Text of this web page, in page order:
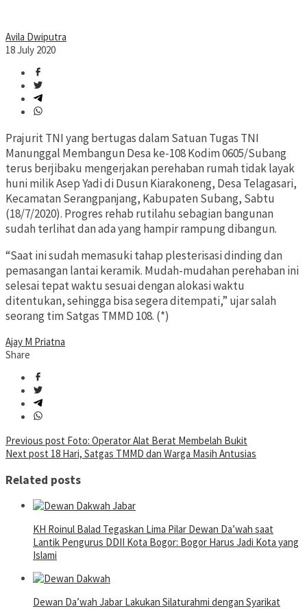
Avila Dwiputra
18 July 2020
Prajurit TNI yang bertugas dalam Satuan Tugas TNI
Manunggal Membangun Desa ke-108 Kodim 0605/Subang
terus berjibaku mengerjakan perehaban rumah tidak layak
huni milik Asep Yadi di Dusun Kiarakoneng, Desa Telagasari,
Kecamatan Serangpanjang, Kabupaten Subang, Sabtu
(18/7/2020). Progres rehab rutilahu sebagian bangunan
sudah terlihat dan ada yang hampir rampung dibangun.
“Saat ini sudah memasuki tahap plesterisasi dinding dan
pemasangan lantai keramik. Mudah-mudahan perehaban ini
selesai tepat waktu sesuai dengan alokasi waktu
ditentukan, sehingga bisa segera ditempati,” ujar salah
seorang tim Satgas TMMD 108. (*)
Ajay M Priatna
Share
Post
navigation
Previous post Foto: Operator Alat Berat Membelah Bukit
Next post 18 Hari, Satgas TMMD dan Warga Masih Antusias
Related posts
KH Roinul Balad Tegaskan Lima Pilar Dewan Da’wah saat
Lantik Pengurus DDII Kota Bogor: Bogor Harus Jadi Kota yang
Islami
Dewan Da’wah Jabar Lakukan Silaturahmi dengan Syarikat